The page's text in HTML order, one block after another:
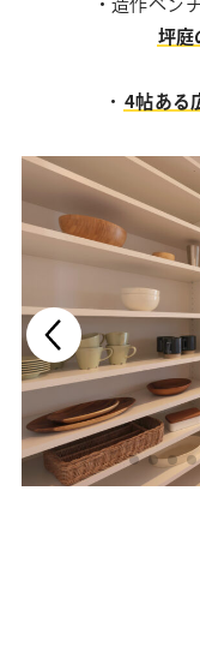
・造作ベン
坪庭
・ 4帖ある